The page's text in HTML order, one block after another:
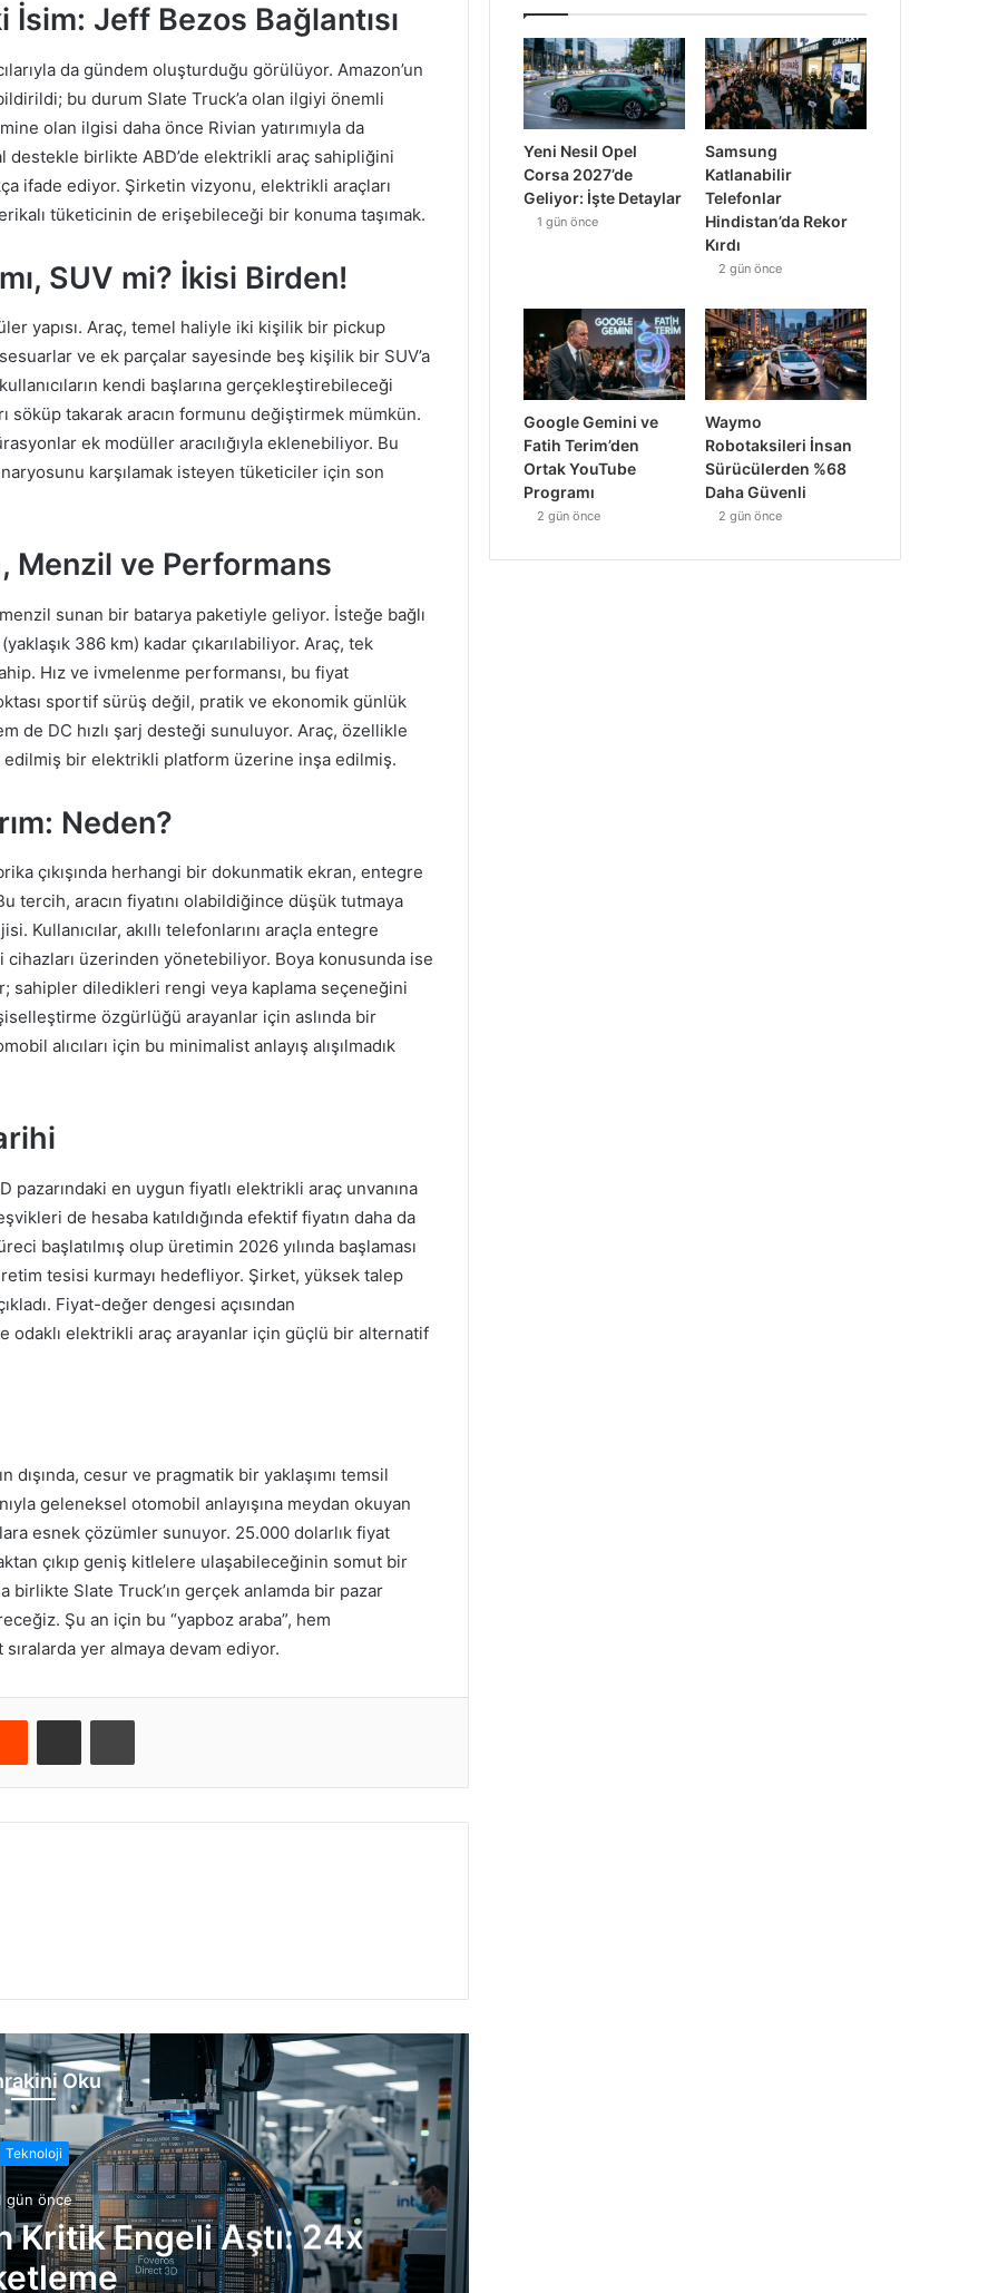
İsim: Jeff Bezos Bağlantısı
da gündem oluşturduğu görülüyor. Amazon’un
bu durum Slate Truck’a olan ilgiyi önemli
olan ilgisi daha önce Rivian yatırımıyla da
birlikte ABD’de elektrikli araç sahipliğini
ifade ediyor. Şirketin vizyonu, elektrikli araçları
tüketicinin de erişebileceği bir konuma taşımak.
SUV mi? İkisi Birden!
yapısı. Araç, temel haliyle iki kişilik bir pickup
ve ek parçalar sayesinde beş kişilik bir SUV’a
kendi başlarına gerçekleştirebileceği
söküp takarak aracın formunu değiştirmek mümkün.
ek modüller aracılığıyla eklenebiliyor. Bu
karşılamak isteyen tüketiciler için son
Menzil ve Performans
sunan bir batarya paketiyle geliyor. İsteğe bağlı
386 km) kadar çıkarılabiliyor. Araç, tek
Hız ve ivmelenme performansı, bu fiyat
sportif sürüş değil, pratik ve ekonomik günlük
de DC hızlı şarj desteği sunuluyor. Araç, özellikle
edilmiş bir elektrikli platform üzerine inşa edilmiş.
Neden?
çıkışında herhangi bir dokunmatik ekran, entegre
tercih, aracın fiyatını olabildiğince düşük tutmaya
akıllı telefonlarını araçla entegre
üzerinden yönetebiliyor. Boya konusunda ise
sahipler diledikleri rengi veya kaplama seçeneğini
özgürlüğü arayanlar için aslında bir
alıcıları için bu minimalist anlayış alışılmadık
pazarındaki en uygun fiyatlı elektrikli araç unvanına
de hesaba katıldığında efektif fiyatın daha da
başlatılmış olup üretimin 2026 yılında başlaması
tesisi kurmayı hedefliyor. Şirket, yüksek talep
Fiyat-değer dengesi açısından
elektrikli araç arayanlar için güçlü bir alternatif
dışında, cesur ve pragmatik bir yaklaşımı temsil
geleneksel otomobil anlayışına meydan okuyan
esnek çözümler sunuyor. 25.000 dolarlık fiyat
çıkıp geniş kitlelere ulaşabileceğinin somut bir
birlikte Slate Truck’ın gerçek anlamda bir pazar
Şu an için bu “yapboz araba”, hem
sıralarda yer almaya devam ediyor.
Oku
Teknoloji
gün önce
Kritik Engeli Aştı: 24x
Yeni Nesil Opel
Corsa 2027’de
Geliyor: İşte Detaylar
1 gün önce
Samsung
Katlanabilir
Telefonlar
Hindistan’da Rekor
Kırdı
2 gün önce
Google Gemini ve
Fatih Terim’den
Ortak YouTube
Programı
2 gün önce
Waymo
Robotaksileri İnsan
Sürücülerden %68
Daha Güvenli
2 gün önce